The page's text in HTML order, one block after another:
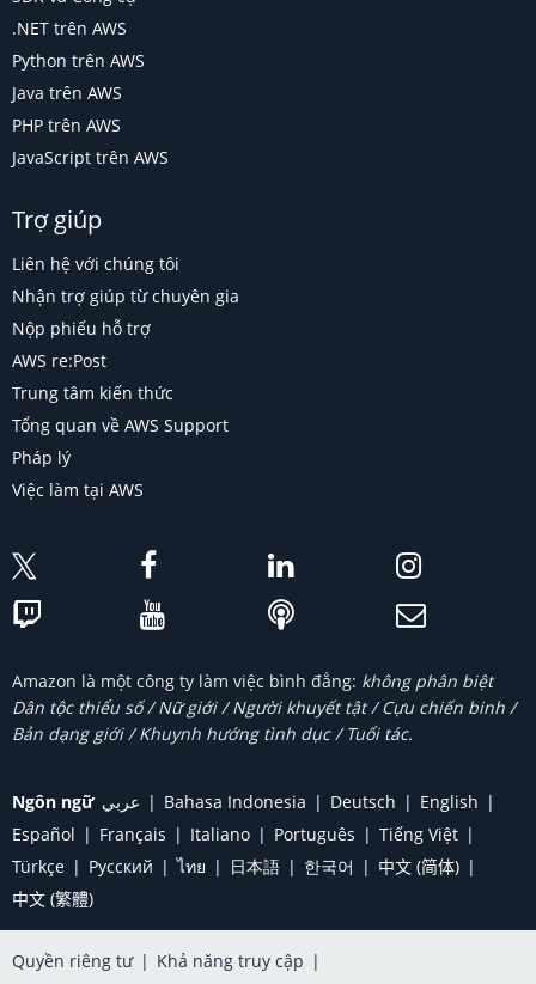
.NET trên AWS
Python trên AWS
Java trên AWS
PHP trên AWS
JavaScript trên AWS
Trợ giúp
Liên hệ với chúng tôi
Nhận trợ giúp từ chuyên gia
Nộp phiếu hỗ trợ
AWS re:Post
Trung tâm kiến thức
Tổng quan về AWS Support
Pháp lý
Việc làm tại AWS
Amazon là một công ty làm việc bình đẳng: không phân biệt
Dân tộc thiểu số / Nữ giới / Người khuyết tật / Cựu chiến binh /
Bản dạng giới / Khuynh hướng tình dục / Tuổi tác.
Ngôn ngữ عربي Bahasa Indonesia Deutsch
English
Español
Français Italiano Português
Tiếng Việt
Türkçe
Ρусский ไทย 日本語 한국어
中文 (简体)
中文 (繁體)
Quyền riêng tư | Khả năng truy cập |